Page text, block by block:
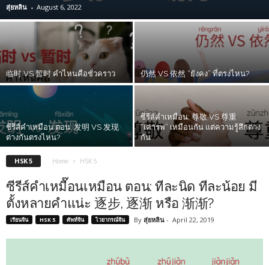
สุ่ยหลิน - August 6, 2022
临时 VS 暂时 คำไหนคือชั่วคราว 仍然 VS 依然 “ยังคง” ที่ตรงไหน?
ซีรีส์คำเหมือน ตอน: 发明 VS 发现
ต่างกันตรงไหน?
ซีรีส์คำเหมือน: 尊敬 VS 尊重
“เคารพ” เหมือนกัน แต่ความรู้สึกต่าง
กัน
HSK 5 Home HSK 5
ซีรีส์คำเหมื๊อนเหมือน ตอน: ทีละนิด ทีละน้อย มี
ตั้งหลายคำแน่ะ 逐步, 逐渐 หรือ 渐渐?
เรียนจีน HSK 5 ศัพท์จีน ไวยากรณ์จีน By สุ่ยหลิน - April 22, 2019